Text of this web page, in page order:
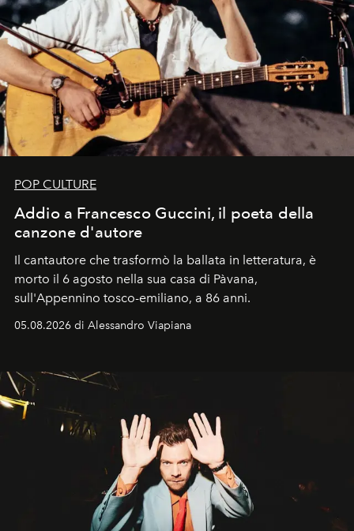
POP CULTURE
Addio a Francesco Guccini, il poeta della
canzone d'autore
Il cantautore che trasformò la ballata in letteratura, è
morto il 6 agosto nella sua casa di Pàvana,
sull'Appennino tosco-emiliano, a 86 anni.
05.08.2026 di Alessandro Viapiana